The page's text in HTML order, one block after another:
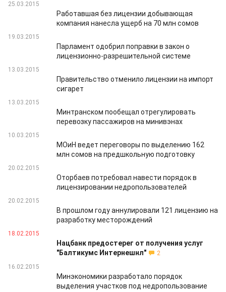
25.03.2015
Работавшая без лицензии добывающая
компания нанесла ущерб на 70 млн сомов
19.03.2015
Парламент одобрил поправки в закон о
лицензионно-разрешительной системе
13.03.2015
Правительство отменило лицензии на импорт
сигарет
13.03.2015
Минтранском пообещал отрегулировать
перевозку пассажиров на минивэнах
10.03.2015
МОиН ведет переговоры по выделению 162
млн сомов на предшкольную подготовку
20.02.2015
Оторбаев потребовал навести порядок в
лицензировании недропользователей
20.02.2015
В прошлом году аннулировали 121 лицензию на
разработку месторождений
18.02.2015
Нацбанк предостерег от получения услуг
"Балтикумс Интернешнл"
2
16.02.2015
Минэкономики разработало порядок
выделения участков под недропользование